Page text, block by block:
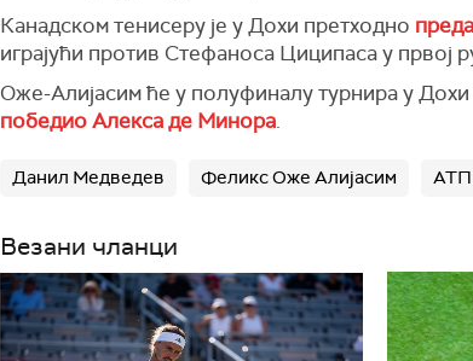
Канадском тенисеру је у Дохи претходно
играјући против Стефаноса Циципаса у првој
Оже-Алијасим ће у полуфиналу турнира у Дохи
победио Алекса де Минора.
Данил Медведев Феликс Оже Алијасим АТП
Везани чланци